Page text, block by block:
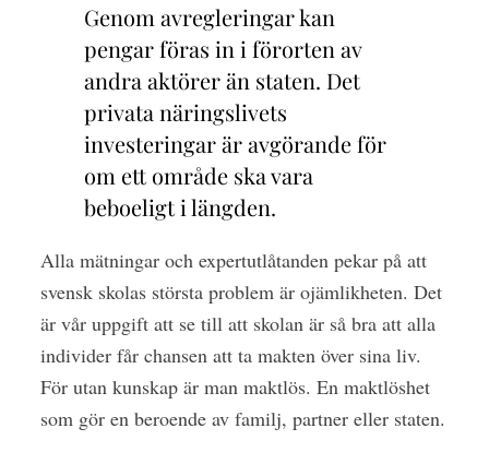
Genom avregleringar kan
pengar föras in i förorten av
andra aktörer än staten. Det
privata näringslivets
investeringar är avgörande för
om ett område ska vara
beboeligt i längden.
Alla mätningar och expertutlåtanden pekar på att
svensk skolas största problem är ojämlikheten. Det
är vår uppgift att se till att skolan är så bra att alla
individer får chansen att ta makten över sina liv.
För utan kunskap är man maktlös. En maktlöshet
som gör en beroende av familj, partner eller staten.